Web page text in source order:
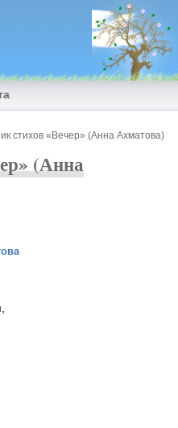
стихов «Вечер» (Анна Ахматова)
(Анна